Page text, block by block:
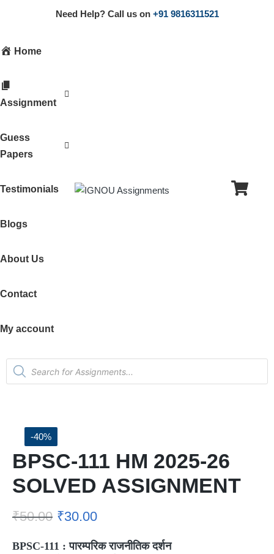
Need Help? Call us on +91 9816311521
Home
Assignment
Guess
Papers
Testimonials
Blogs
About Us
Contact
My account
-40%
BPSC-111 HM 2025-26
SOLVED ASSIGNMENT
₹50.00 ₹30.00
BPSC-111 :पारम्परिक राजनीतिक दर्शन